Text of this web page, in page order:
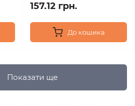
157.12 грн.
До кошика
Показати ще